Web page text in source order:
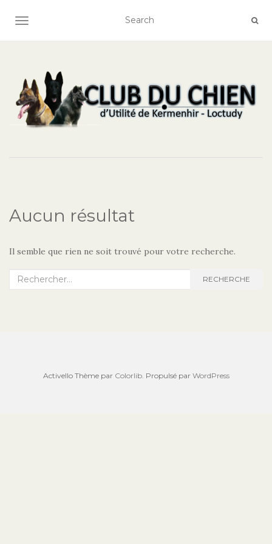
AFFICHER/MASQUER LA NAVIGATION
Aucun résultat
Il semble que rien ne soit trouvé pour votre recherche.
Recherche : RECHERCHE
Activello Thème par Colorlib. Propulsé par WordPress